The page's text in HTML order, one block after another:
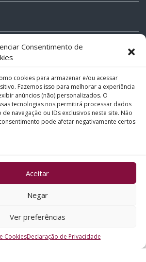
Consentimento de
cookies para armazenar e/ou acessar
Fazemos isso para melhorar a experiência
anúncios (não) personalizados. O
tecnologias nos permitirá processar dados
navegação ou IDs exclusivos neste site. Não
pode afetar negativamente certos
Aceitar
Negar
Ver preferências
CookiesDeclaração de Privacidade